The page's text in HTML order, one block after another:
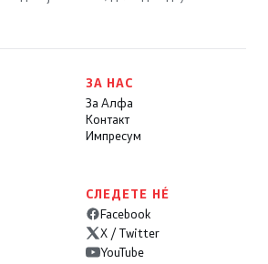
ЗА НАС
За Алфа
Контакт
Импресум
СЛЕДЕТЕ НÉ
Facebook
X / Twitter
YouTube